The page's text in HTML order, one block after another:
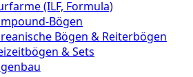
(ILF, Formula)
Bögen
Bögen & Reiterbögen
& Sets